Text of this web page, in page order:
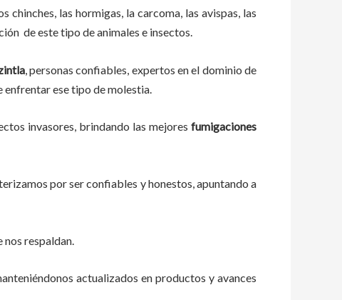
las hormigas, la carcoma, las avispas, las
de este tipo de animales e insectos.
, personas confiables, expertos en el dominio de
enfrentar ese tipo de molestia.
invasores, brindando las mejores fumigaciones
por ser confiables y honestos, apuntando a
respaldan.
actualizados en productos y avances